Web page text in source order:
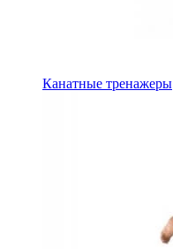
Канатные тренажеры